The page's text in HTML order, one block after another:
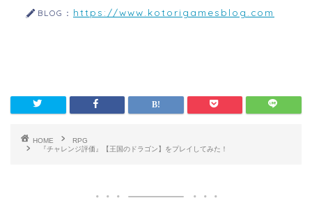
BLOG： https://www.kotorigamesblog.com
HOME
RPG
『チャレンジ評価』【王国のドラゴン】をプレイしてみた！